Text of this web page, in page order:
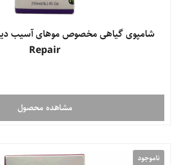
Repair
مشاهده محصول
ناموجود